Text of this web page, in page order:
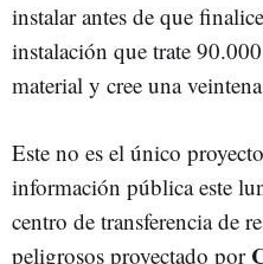
instalar antes de que
instalación que trate
material y cree una
Este no es el único
información pública este
centro de transferencia de
peligrosos proyectado por